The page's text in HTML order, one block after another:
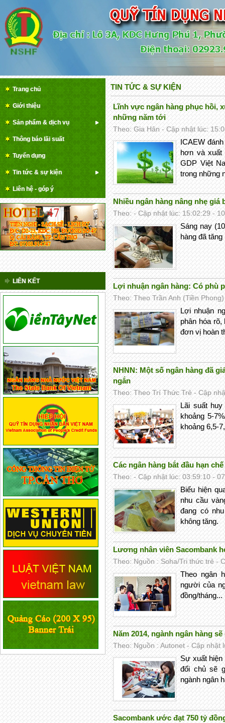
Trang chủ
Giới thiệu
Sản phẩm & dịch vụ
Thông báo lãi suất
Tuyển dụng
Tin tức & sự kiện
Liên hệ - góp ý
LIÊN KẾT
TIN TỨC & SỰ KIỆN
Lĩnh vực ngân hàng phục hồi,
những năm tới
Theo: Gia Hân - Cập nhật lúc:
ICAEW
hơn và xuất
GDP Việt
trong những
Nhiều ngân hàng nâng nhẹ giá
Theo: - Cập nhật lúc: 15:02:29 -
Sáng nay
hàng đã
Lợi nhuận ngân hàng: Có phù
Theo: Theo Trần Anh (Tiền
Lợi nhuận
phân hóa rõ,
đơn vị hoàn
NHNN: Một số ngân hàng đã
ngắn
Theo: Theo Trí Thức Trẻ - Cập
Lãi suất
khoảng 5-
khoảng 6,5-
Các ngân hàng bắt đầu hạn
Theo: - Cập nhật lúc: 03:59:10 -
Biểu hiện
nhu cầu
đang có
không tăng.
Lương nhân viên Sacombank
Theo: Nguồn : Soha/Tri thức trẻ -
Theo ngân
người của
đồng/tháng...
Năm 2014, ngành ngân hàng
Theo: Nguồn : Autonet - Cập nhật
Sự xuất hiện
đổi chủ sẽ
ngành ngân
Sacombank ước đạt 750 tỷ